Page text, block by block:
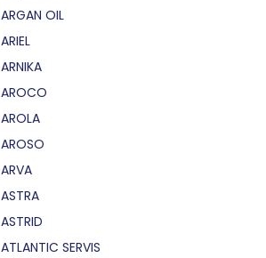
ARGAN OIL
ARIEL
ARNIKA
AROCO
AROLA
AROSO
ARVA
ASTRA
ASTRID
ATLANTIC SERVIS